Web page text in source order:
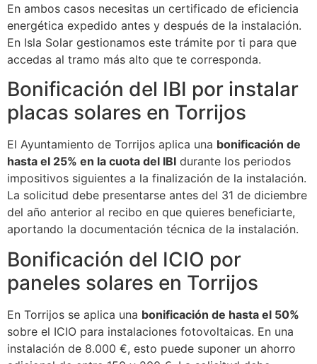
En ambos casos necesitas un certificado de eficiencia
energética expedido antes y después de la instalación.
En Isla Solar gestionamos este trámite por ti para que
accedas al tramo más alto que te corresponda.
Bonificación del IBI por instalar
placas solares en Torrijos
El Ayuntamiento de Torrijos aplica una bonificación de
hasta el 25% en la cuota del IBI durante los periodos
impositivos siguientes a la finalización de la instalación.
La solicitud debe presentarse antes del 31 de diciembre
del año anterior al recibo en que quieres beneficiarte,
aportando la documentación técnica de la instalación.
Bonificación del ICIO por
paneles solares en Torrijos
En Torrijos se aplica una bonificación de hasta el 50%
sobre el ICIO para instalaciones fotovoltaicas. En una
instalación de 8.000 €, esto puede suponer un ahorro